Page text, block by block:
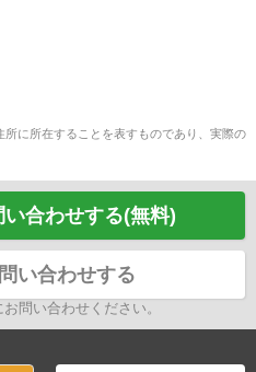
に所在することを表すものであり、実際の
い合わせする(無料)
い合わせする
問い合わせください。